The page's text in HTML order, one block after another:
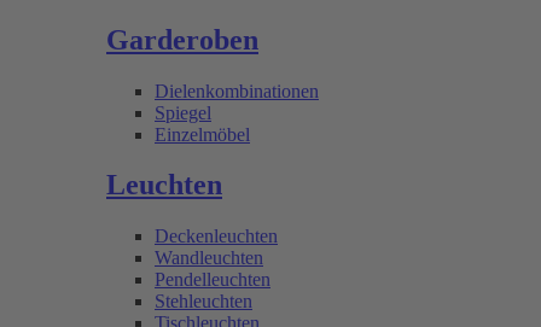
Garderoben
Dielenkombinationen
Spiegel
Einzelmöbel
Leuchten
Deckenleuchten
Wandleuchten
Pendelleuchten
Stehleuchten